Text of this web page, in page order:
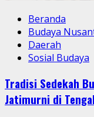
Beranda
Budaya
Daerah
Sosial Budaya
Tradisi Sedekah
Jatimurni di